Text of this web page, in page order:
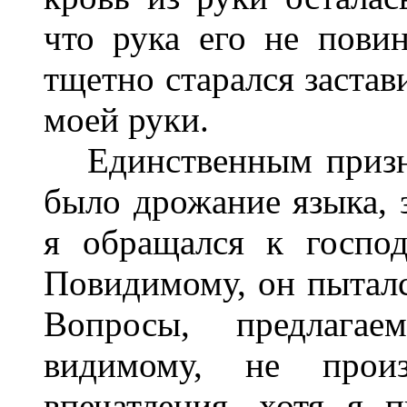
что рука его не
тщетно старался
моей руки.
Единственным
было дрожание языка,
я обращался к
Повидимому, он
Вопросы,
видимому, не